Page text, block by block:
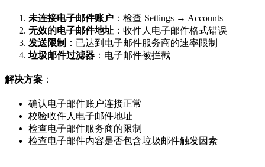
未连接电子邮件账户 ：检查 Settings → Accounts
无效的电子邮件地址 ：收件人电子邮件格式错误
发送限制 ：已达到电子邮件服务商的速率限制
垃圾邮件过滤器 ：电子邮件被拦截
解决方案 ：
确认电子邮件账户连接正常
校验收件人电子邮件地址
检查电子邮件服务商的限制
检查电子邮件内容是否包含垃圾邮件触发因素